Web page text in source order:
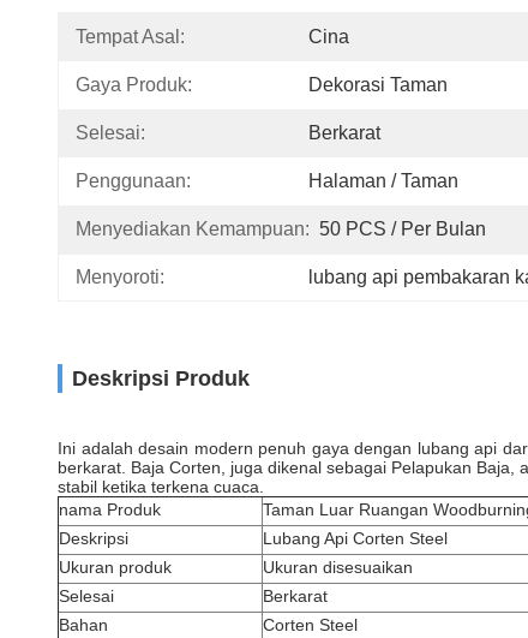
Tempat Asal: Cina
Gaya Produk: Dekorasi Taman
Selesai: Berkarat
Penggunaan: Halaman / Taman
Menyediakan Kemampuan: 50 PCS / Per Bulan
Menyoroti: lubang api pembakaran
Deskripsi Produk
Ini adalah desain modern penuh gaya dengan lubang api
berkarat. Baja Corten, juga dikenal sebagai Pelapukan
stabil ketika terkena cuaca.
nama Produk
Taman Luar Ruangan
Deskripsi
Lubang Api Corten Steel
Ukuran produk
Ukuran disesuaikan
Selesai
Berkarat
Bahan
Corten Steel